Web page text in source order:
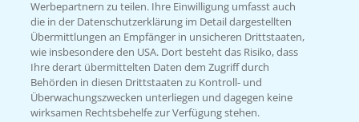
Kontakt & Notfall
Beratung auf WhatsApp
T.+49 (0)174 346 564 1
Werbepartnern zu teilen. Ihre Einwilligung umfasst auch
die in der Datenschutzerklärung im Detail dargestellten
Übermittlungen an Empfänger in unsicheren Drittstaaten,
wie insbesondere den USA. Dort besteht das Risiko, dass
Ihre derart übermittelten Daten dem Zugriff durch
Behörden in diesen Drittstaaten zu Kontroll- und
Überwachungszwecken unterliegen und dagegen keine
wirksamen Rechtsbehelfe zur Verfügung stehen.